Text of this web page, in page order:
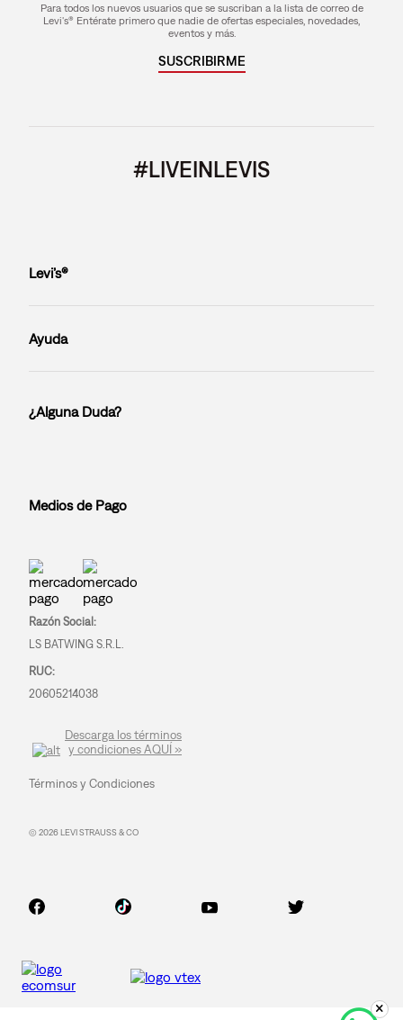
Para todos los nuevos usuarios que se suscriban a la lista de correo de
Levi's® Entérate primero que nadie de ofertas especiales, novedades,
eventos y más.
SUSCRIBIRME
#LIVEINLEVIS
Levi’s®
Ayuda
¿Alguna Duda?
Medios de Pago
Razón Social:
LS BATWING S.R.L.
RUC:
20605214038
Descarga los términos
y condiciones AQUÍ »
Términos y Condiciones
© 2026 LEVI STRAUSS & CO